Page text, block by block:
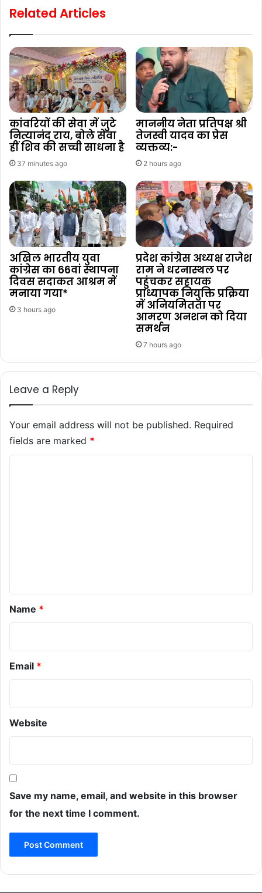
Related Articles
कांवरियों की सेवा में जुटे
नित्यानंद राय, बोले सेवा
हीं शिव की सच्ची साधना है
37 minutes ago
माननीय नेता प्रतिपक्ष श्री
तेजस्वी यादव का प्रेस
व्यक्तव्य:-
2 hours ago
अखिल भारतीय युवा
कांग्रेस का 66वां स्थापना
दिवस सदाकत आश्रम में
मनाया गया*
3 hours ago
प्रदेश कांग्रेस अध्यक्ष राजेश
राम ने धरनास्थल पर
पहुंचकर सहायक
प्राध्यापक नियुक्ति प्रक्रिया
में अनियमितता पर
आमरण अनशन को दिया
समर्थन
7 hours ago
Leave a Reply
Your email address will not be published. Required
fields are marked *
Name *
Email *
Website
Save my name, email, and website in this browser
for the next time I comment.